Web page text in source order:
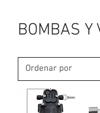
BOMBAS Y